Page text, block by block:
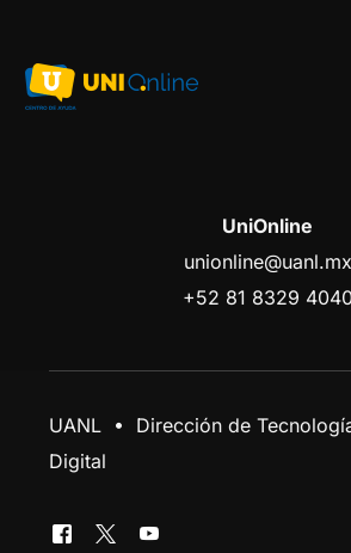
UniOnline
unionline@uanl.mx
+52 81 8329
UANL • Dirección de
Digital